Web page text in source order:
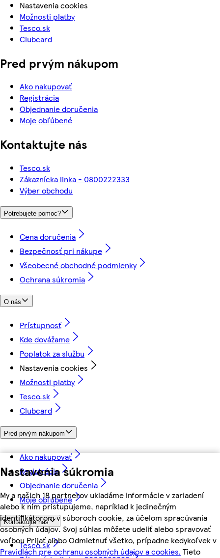
Nastavenia súkromia
My a našich 18 partnerov ukladáme informácie v zariadení
alebo k nim pristupujeme, napríklad k jedinečným
identifikátorom v súboroch cookie, za účelom spracúvania
osobných údajov. Svoj súhlas môžete udeliť alebo spravovať
voľbou Prijať alebo Odmietnuť všetko, prípadne kedykoľvek v
Pravidlách pre ochranu osobných údajov a cookies. Tieto
Nastavenia cookies
Možnosti platby
Tesco.sk
Clubcard
Pred prvým nákupom
Ako nakupovať
Registrácia
Objednanie doručenia
Moje obľúbené
Kontaktujte nás
Tesco.sk
Zákaznícka linka - 0800222333
Výber obchodu
Potrebujete pomoc?
Cena doručenia
Bezpečnosť pri nákupe
Všeobecné obchodné podmienky
Ochrana súkromia
O nás
Prístupnosť
Kde dovážame
Poplatok za službu
Nastavenia cookies
Možnosti platby
Tesco.sk
Clubcard
Pred prvým nákupom
Ako nakupovať
Registrácia
Objednanie doručenia
Moje obľúbené
Kontaktujte nás
Tesco.sk